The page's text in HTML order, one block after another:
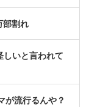
部割れ
いと言われて
が流行るんや？